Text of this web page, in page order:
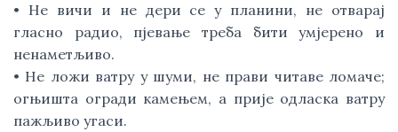
• Не вичи и не дери се у планини, не отварај
гласно радио, пјевање треба бити умјерено и
ненаметљиво.
• Не ложи ватру у шуми, не прави читаве ломаче;
огњишта огради камењем, а прије одласка ватру
пажљиво угаси.